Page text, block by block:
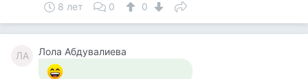
8 лет 0 0
ЛА Лола Абдувалиева